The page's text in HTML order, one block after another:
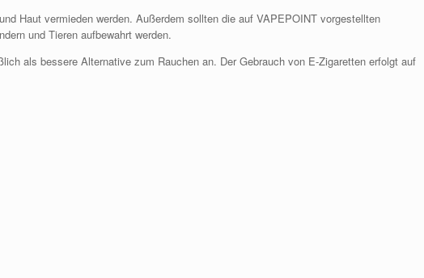
Haut vermieden werden. Außerdem sollten die auf VAPEPOINT vorgestellten
und Tieren aufbewahrt werden.
als bessere Alternative zum Rauchen an. Der Gebrauch von E-Zigaretten erfolgt auf